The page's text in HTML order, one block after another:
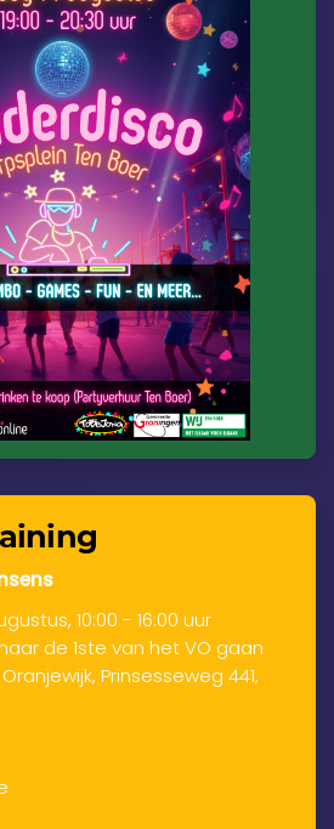
10:00 - 16:00 uur
de 1ste van het VO gaan
Prinsesseweg 441,